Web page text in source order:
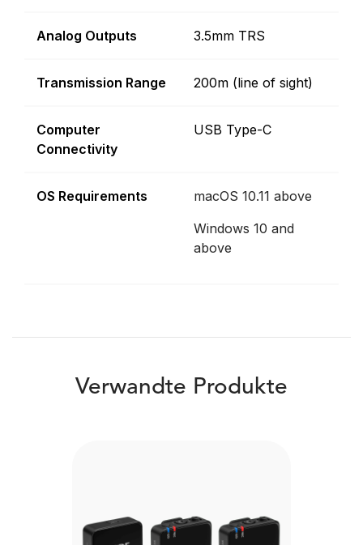
Analog Outputs 3.5mm TRS
Transmission Range 200m (line of sight)
Computer
Connectivity
USB Type-C
OS Requirements
macOS 10.11 above
Windows 10 and
above
Verwandte Produkte